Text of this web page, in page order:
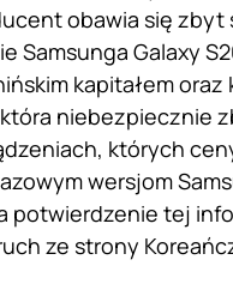
obawia się
Galaxy
kapitałem
niebezpiecznie
których
wersjom
potwierdzenie tej
ze strony